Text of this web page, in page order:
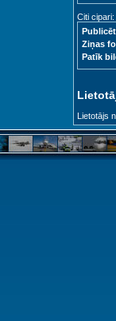
Citi cipari:
Ziņas
Patīk
Lietotājs